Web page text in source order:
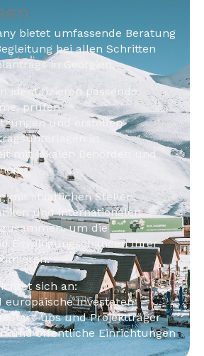
bietet umfassende Beratung
bei allen Schritten
in Georgien.
identifizieren passende
prüfen
und erstellen
in
mit lokalen Behörden und
mit staatlichen Stellen,
und internationalen
um die
Bewilligungschancen Ihrer
sich an:
europäische Investoren
Start-ups und Projektträger
und öffentliche Einrichtungen